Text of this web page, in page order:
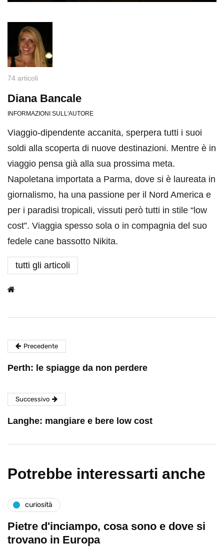
74 articoli
Diana Bancale
INFORMAZIONI SULL'AUTORE
Viaggio-dipendente accanita, sperpera tutti i suoi
soldi alla scoperta di nuove destinazioni. Mentre è in
viaggio pensa già alla sua prossima meta.
Napoletana importata a Parma, dove si è laureata in
giornalismo, ha una passione per il Nord America e
per i paradisi tropicali, vissuti però tutti in stile “low
cost”. Viaggia spesso sola o in compagnia del suo
fedele cane bassotto Nikita.
tutti gli articoli
Precedente
Perth: le spiagge da non perdere
Successivo
Langhe: mangiare e bere low cost
Potrebbe interessarti anche
curiosità
Pietre d'inciampo, cosa sono e dove si
trovano in Europa